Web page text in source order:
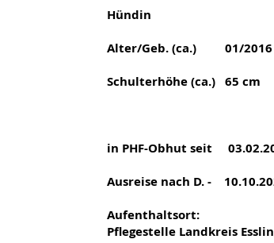
Hündin
Alter/Geb. (ca.) 01/2016
Schulterhöhe (ca.) 65 cm
in PHF-Obhut seit
Ausreise nach D. -
Aufenthaltsort:
Pflegestelle Landkreis